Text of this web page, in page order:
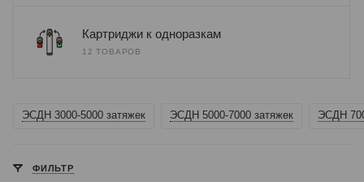
Картриджи к одноразкам
12 ТОВАРОВ
ЭСДН 3000-5000 затяжек ЭСДН 5000-7000 затяжек ЭСДН
ФИЛЬТР